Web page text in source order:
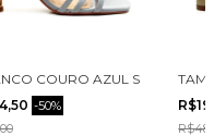
CECCONELLO 2772001-2
COURO AZUL SALTO
-50%